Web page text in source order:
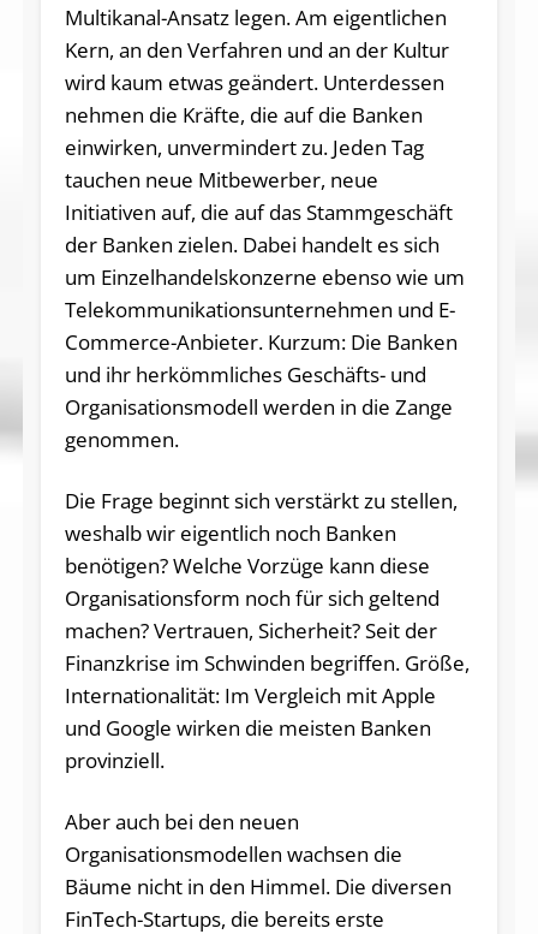
Multikanal-Ansatz legen. Am eigentlichen
Kern, an den Verfahren und an der Kultur
wird kaum etwas geändert. Unterdessen
nehmen die Kräfte, die auf die Banken
einwirken, unvermindert zu. Jeden Tag
tauchen neue Mitbewerber, neue
Initiativen auf, die auf das Stammgeschäft
der Banken zielen. Dabei handelt es sich
um Einzelhandelskonzerne ebenso wie um
Telekommunikationsunternehmen und E-
Commerce-Anbieter. Kurzum: Die Banken
und ihr herkömmliches Geschäfts- und
Organisationsmodell werden in die Zange
genommen.
Die Frage beginnt sich verstärkt zu stellen,
weshalb wir eigentlich noch Banken
benötigen? Welche Vorzüge kann diese
Organisationsform noch für sich geltend
machen? Vertrauen, Sicherheit? Seit der
Finanzkrise im Schwinden begriffen. Größe,
Internationalität: Im Vergleich mit Apple
und Google wirken die meisten Banken
provinziell.
Aber auch bei den neuen
Organisationsmodellen wachsen die
Bäume nicht in den Himmel. Die diversen
FinTech-Startups, die bereits erste